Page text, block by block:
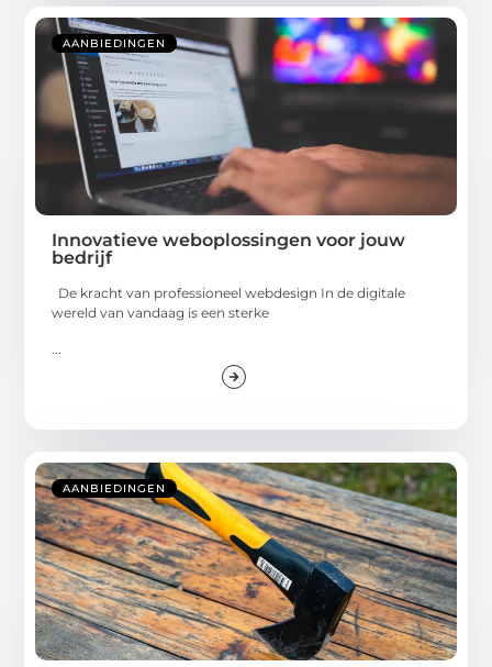
AANBIEDINGEN
Innovatieve weboplossingen voor jouw
bedrijf
De kracht van professioneel webdesign In de digitale
wereld van vandaag is een sterke
AANBIEDINGEN